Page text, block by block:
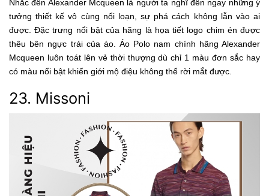
Nhắc đến Alexander Mcqueen là người ta nghĩ đến ngay những ý
tưởng thiết kế vô cùng nổi loạn, sự phá cách không lẫn vào ai
được. Đặc trưng nổi bật của hãng là họa tiết logo chim én được
thêu bên ngực trái của áo. Áo Polo nam chính hãng Alexander
Mcqueen luôn toát lên vẻ thời thượng dù chỉ 1 màu đơn sắc hay
có màu nổi bật khiến giới mộ điệu không thể rời mắt được.
23. Missoni